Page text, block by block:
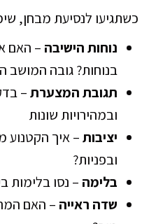
כשתגיעו לנסיעת מבחן,
נוחות הישיבה – האם
בנוחות? גובה המושב הוא
תגובת המצערת–
ובמהירויות שונות
יציבות– איך הקטנוע
ובפניות?
בלימה – נסו בלימות
שדה ראייה – האם